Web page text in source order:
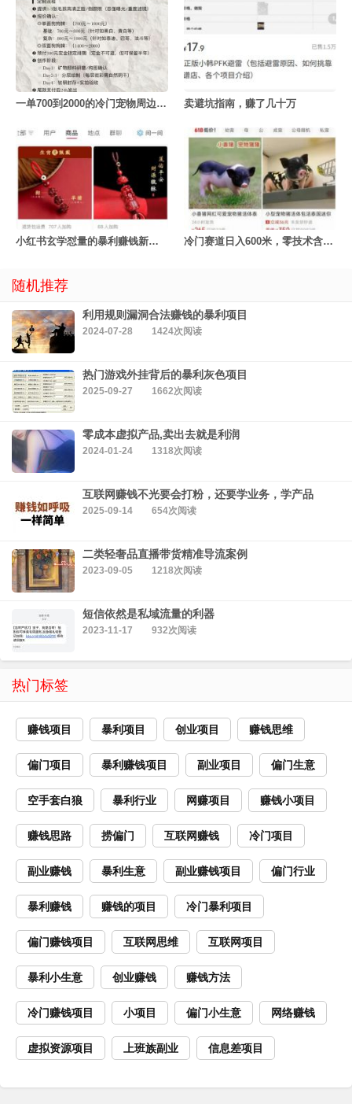
一单700到2000的冷门宠物周边定制项目 卖避坑指南，赚了几十万
小红书玄学怼量的暴利赚钱新玩法 冷门赛道日入600米，零技术含量！
随机推荐
利用规则漏洞合法赚钱的暴利项目
2024-07-28 1424次阅读
热门游戏外挂背后的暴利灰色项目
2025-09-27 1662次阅读
零成本虚拟产品,卖出去就是利润
2024-01-24 1318次阅读
互联网赚钱不光要会打粉，还要学业务，学产品
2025-09-14 654次阅读
二类轻奢品直播带货精准导流案例
2023-09-05 1218次阅读
短信依然是私域流量的利器
2023-11-17 932次阅读
热门标签
赚钱项目 暴利项目 创业项目 赚钱思维
偏门项目 暴利赚钱项目 副业项目 偏门生意
空手套白狼 暴利行业 网赚项目 赚钱小项目
赚钱思路 捞偏门 互联网赚钱 冷门项目
副业赚钱 暴利生意 副业赚钱项目 偏门行业
暴利赚钱 赚钱的项目 冷门暴利项目
偏门赚钱项目 互联网思维 互联网项目
暴利小生意 创业赚钱 赚钱方法
冷门赚钱项目 小项目 偏门小生意 网络赚钱
虚拟资源项目 上班族副业 信息差项目